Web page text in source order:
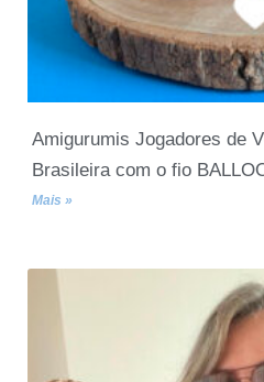
Amigurumis Jogadores de
Brasileira com o fio
Mais »